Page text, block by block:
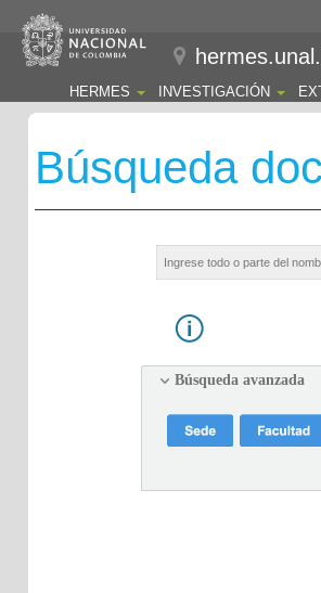
HERMES INVESTIGACIÓN
Búsqueda
Búsqueda avanzada